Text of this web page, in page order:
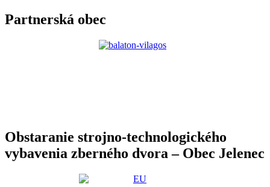
Partnerská obec
Obstaranie strojno-technologického
vybavenia zberného dvora – Obec Jelenec